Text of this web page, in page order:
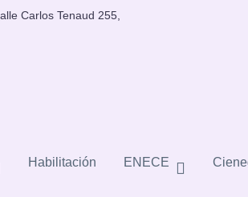
Carlos Tenaud 255,
Habilitación ENECE
escríbenos a
co******* @ *****